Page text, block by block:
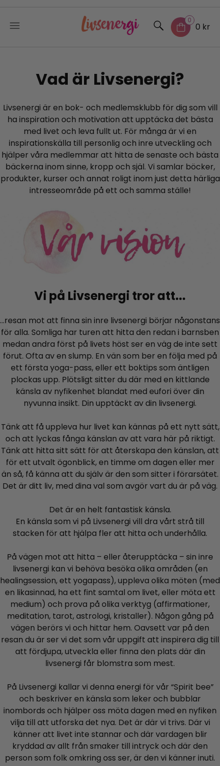
0
0 kr
Vad är Livsenergi?
Livsenergi är en bok- och medlemsklubb för dig som vill
ha inspiration och motivation att upptäcka det bästa
med livet och leva fullt ut. För många är vi en
inspirationskälla till personlig och inre utveckling och
hjälper våra medlemmar att hitta de senaste och bästa
bäckerna inom sinne, kropp och själ. Vi samlar böcker,
produkter, kurser och annat roligt inom just detta härliga
intresseområde på ett och samma ställe!
Vi på Livsenergi tror att...
...resan mot att finna sin inre livsenergi börjar någonstans
för alla. Somliga har turen att hitta den redan i barnsben
medan andra först på livets höst ser en väg de inte sett
förut. Ofta av en slump. En vän som ber en följa med på
ett första yoga-pass, eller ett boktips som äntligen
plockas upp. Plötsligt sitter du där med en kittlande
känsla av nyfikenhet blandat med eufori över din
nyvunna insikt. Din upptäckt av din livsenergi.
Tänk att få uppleva hur livet kan kännas på ett nytt sätt,
och att lyckas fånga känslan av att vara här på riktigt.
Tänk att hitta sitt sätt för att återskapa den känslan, att
för ett utvalt ögonblick, en timme om dagen eller mer
än så, få känna att du själv är den som sitter i förarsätet.
Det är ditt liv, med dina val som avgör vart du är på väg.
Det är en helt fantastisk känsla.
En känsla som vi på Livsenergi vill dra vårt strå till
stacken för att hjälpa fler att hitta och underhålla.
På vägen mot att hitta – eller återupptäcka – sin inre
livsenergi kan vi behöva besöka olika områden (en
healingsession, ett yogapass), uppleva olika möten (med
en likasinnad, ha ett fint samtal om livet, eller möta ett
medium) och prova på olika verktyg (affirmationer,
meditation, tarot, astrologi, kristaller). Någon gång på
vägen berörs vi och hittar hem. Oavsett var på den
resan du är ser vi det som vår uppgift att inspirera dig till
att fördjupa, utveckla eller finna den plats där din
livsenergi får blomstra som mest.
På Livsenergi kallar vi denna energi för vår “Spirit bee”
och beskriver en känsla som leker och bubblar
inombords och hjälper oss möta dagen med en nyfiken
vilja till att utforska det nya. Det är där vi trivs. Där vi
känner att livet inte stannar och där vardagen blir
kryddad av allt från smaker till intryck och där den
person som folk omkring oss ser, är den vi känner inuti.